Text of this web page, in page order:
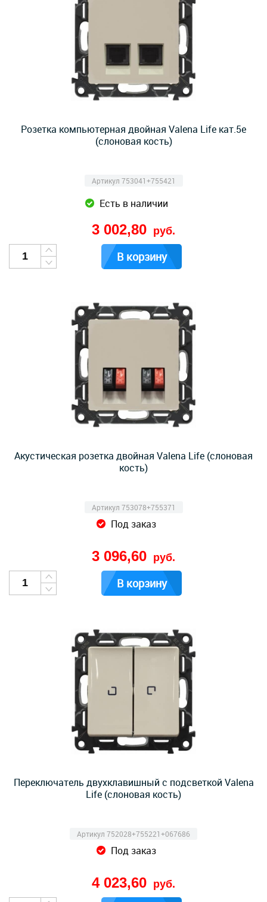
Розетка компьютерная двойная Valena Life кат.5e
(слоновая кость)
Артикул 753041+755421
Есть в наличии
3 002,80 руб.
В корзину
Акустическая розетка двойная Valena Life (слоновая
кость)
Артикул 753078+755371
Под заказ
3 096,60 руб.
В корзину
Переключатель двухклавишный с подсветкой Valena
Life (слоновая кость)
Артикул 752028+755221+067686
Под заказ
4 023,60 руб.